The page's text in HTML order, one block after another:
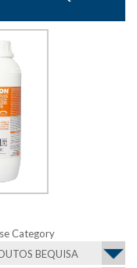
Category
BEQUISA